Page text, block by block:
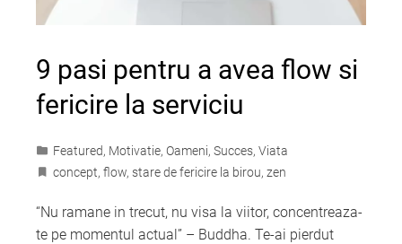
9 pasi pentru a avea flow si
fericire la serviciu
Featured, Motivatie, Oameni, Succes, Viata
concept, flow, stare de fericire la birou, zen
“Nu ramane in trecut, nu visa la viitor, concentreaza-
te pe momentul actual” – Buddha. Te-ai pierdut